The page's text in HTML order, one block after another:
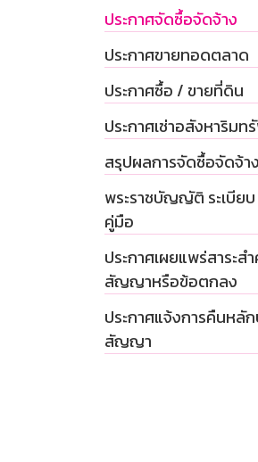
ประกาศจัดซื้อจัดจ้าง
ประกาศขายทอดตลาด
ประกาศซื้อ / ขายที่ดิน
ประกาศเช่าอสังหาริมท
สรุปผลการจัดซื้อจัดจ้าง
พระราชบัญญัติ ระเบียบ
คู่มือ
ประกาศเผยแพร่สาระ
สัญญาหรือข้อตกลง
ประกาศแจ้งการคืนหลั
สัญญา